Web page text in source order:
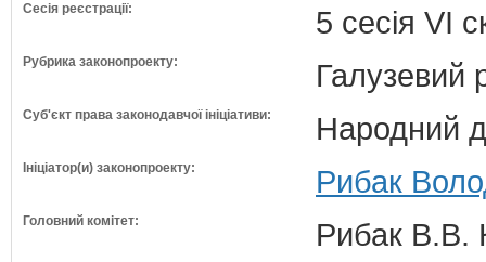
Сесія реєстрації: 5 сесія VI
Рубрика законопроекту: Галузевий
Суб'єкт права законодавчої ініціативи: Народний
Ініціатор(и) законопроекту: Рибак
Головний комітет:
Рибак В.В.